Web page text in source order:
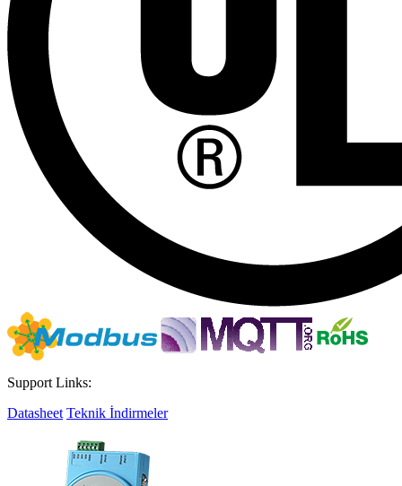
Support Links:
Datasheet Teknik İndirmeler